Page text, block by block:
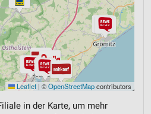
Leaflet | ©OpenStreetMapcontributors
in der Karte, um mehr